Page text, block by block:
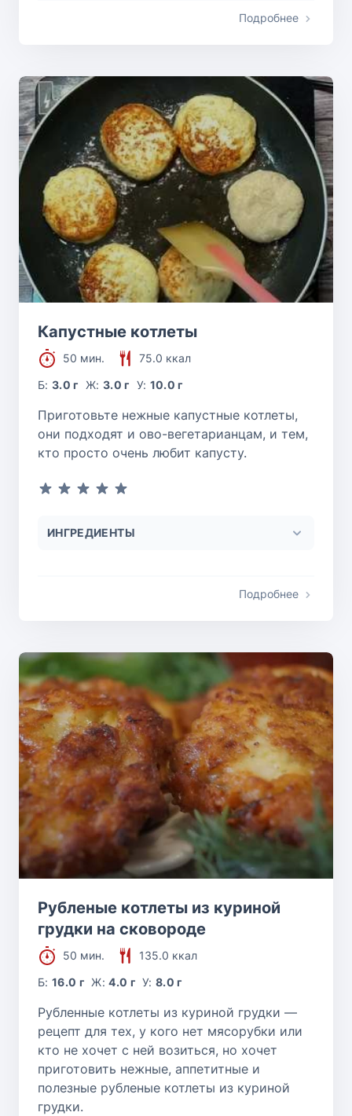
Подробнее
Капустные котлеты
50 мин.
75.0 ккал
Б:3.0 г Ж: 3.0 г У: 10.0 г
Приготовьте нежные капустные котлеты,
они подходят и ово-вегетарианцам, и тем,
кто просто очень любит капусту.
ИНГРЕДИЕНТЫ
Подробнее
Рубленые котлеты из куриной
грудки на сковороде
50 мин.
135.0 ккал
Б:16.0 г Ж:4.0 г У:8.0 г
Рубленные котлеты из куриной грудки —
рецепт для тех, у кого нет мясорубки или
кто не хочет с ней возиться, но хочет
приготовить нежные, аппетитные и
полезные рубленые котлеты из куриной
грудки.